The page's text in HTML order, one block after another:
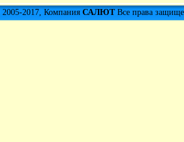
2017, Компания САЛЮТВсе права